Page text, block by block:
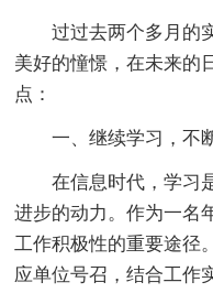
过过去两个多月的实
美好的憧憬，在未来的
点：
一、继续学习，不断
在信息时代，学习是
进步的动力。作为一名
工作积极性的重要途径
应单位号召，结合工作